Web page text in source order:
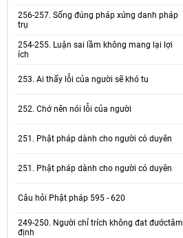
256-257. Sống đúng pháp xứng danh pháp
trụ
254-255. Luận sai lầm không mang lại lợi
ích
253. Ai thấy lỗi của người sẽ khó tu
252. Chớ nên nói lỗi của người
251. Phật pháp dành cho người có duyên
251. Phật pháp dành cho người có duyên
Câu hỏi Phật pháp 595 - 620
249-250. Người chỉ trích không đat đướctâm
định